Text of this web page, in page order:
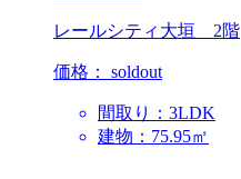
レールシティ大垣 2階
価格： soldout
間取り：3LDK
建物：75.95㎡